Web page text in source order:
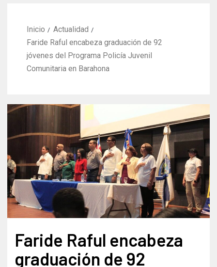
Inicio
Actualidad
Faride Raful encabeza graduación de 92
jóvenes del Programa Policía Juvenil
Comunitaria en Barahona
Faride Raful encabeza
graduación de 92